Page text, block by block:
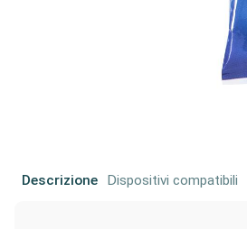
Descrizione Dispositivi compatibili